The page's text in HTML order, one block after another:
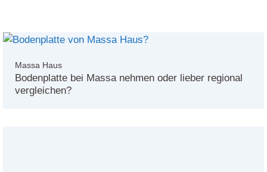
Massa Haus
Bodenplatte bei Massa nehmen oder lieber regional
vergleichen?